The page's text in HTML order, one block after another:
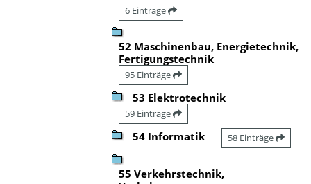
6 Einträge
52 Maschinenbau, Energietechnik,
Fertigungstechnik
95 Einträge
53 Elektrotechnik
59 Einträge
54 Informatik 58 Einträge
55 Verkehrstechnik,